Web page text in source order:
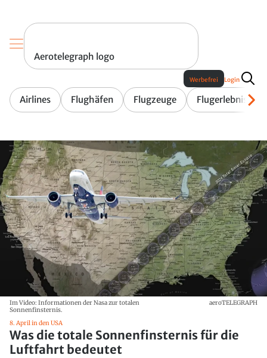
Aerotelegraph logo
Airlines Flughäfen Flugzeuge Flugerlebnis
Werbefrei Login
Im Video: Informationen der Nasa zur totalen
Sonnenfinsternis.
aeroTELEGRAPH
8. April in den USA
Was die totale Sonnenfinsternis für die
Luftfahrt bedeutet